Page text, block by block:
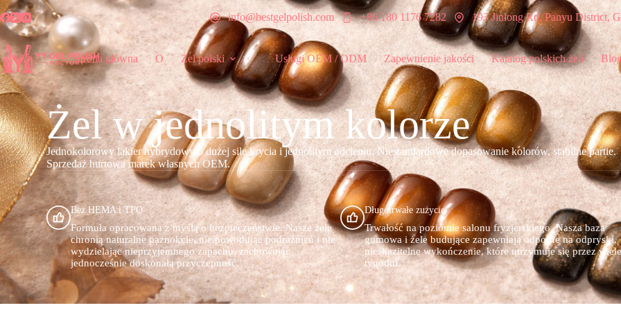
info@bestgelpolish.com +86 180 1176 7282 193 Jinlong Rd, Panyu District,
Strona główna O Żel polski Usługi OEM / ODM Zapewnienie jakości Katalog polskich żeli
Żel w jednolitym kolorze
Jednokolorowy lakier hybrydowy o dużej sile krycia i jednolitym odcieniu. Niestandardowe dopasowanie kolorów, stabilne partie.
Sprzedaż hurtowa marek własnych OEM.
Bez HEMA i TPO
Formuła opracowana z myślą o bezpieczeństwie. Nasze żele
chronią naturalne paznokcie, nie powodując podrażnień i nie
wydzielając nieprzyjemnego zapachu, zachowując
jednocześnie doskonałą przyczepność.
Długotrwałe zużycie
Trwałość na poziomie salonu fryzjerskiego. Nasza baza
gumowa i żele budujące zapewniają odporne na odpryski,
nieskazitelne wykończenie, które utrzymuje się przez wiele
tygodni.